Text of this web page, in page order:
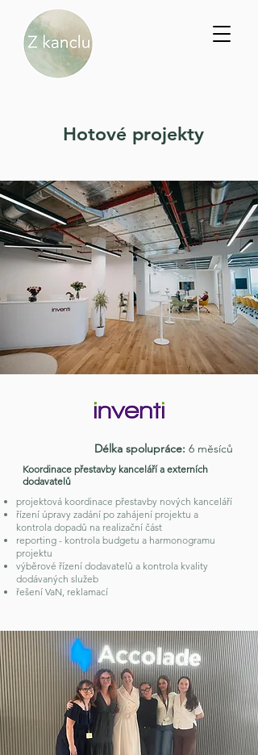
Hotové projekty
Délka spolupráce: 6 měsíců
Koordinace přestavby kanceláří a externích
dodavatelů
projektová koordinace přestavby nových kanceláří
řízení úpravy zadání po zahájení projektu a
kontrola dopadů na realizační část
reporting - kontrola budgetu a harmonogramu
projektu
výběrové řízení dodavatelů a kontrola kvality
dodávaných služeb
řešení VaN, reklamací